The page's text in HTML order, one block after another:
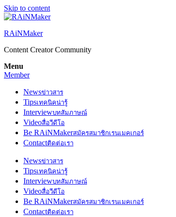
Skip to content
RAiNMaker
Content Creator Community
Menu
Member
Newsข่าวสาร
Tipsเทคนิคน่ารู้
Interviewบทสัมภาษณ์
Videoสื่อวีดีโอ
Be RAiNMakerสมัครสมาชิกเรนเมคเกอร์
Contactติดต่อเรา
Newsข่าวสาร
Tipsเทคนิคน่ารู้
Interviewบทสัมภาษณ์
Videoสื่อวีดีโอ
Be RAiNMakerสมัครสมาชิกเรนเมคเกอร์
Contactติดต่อเรา